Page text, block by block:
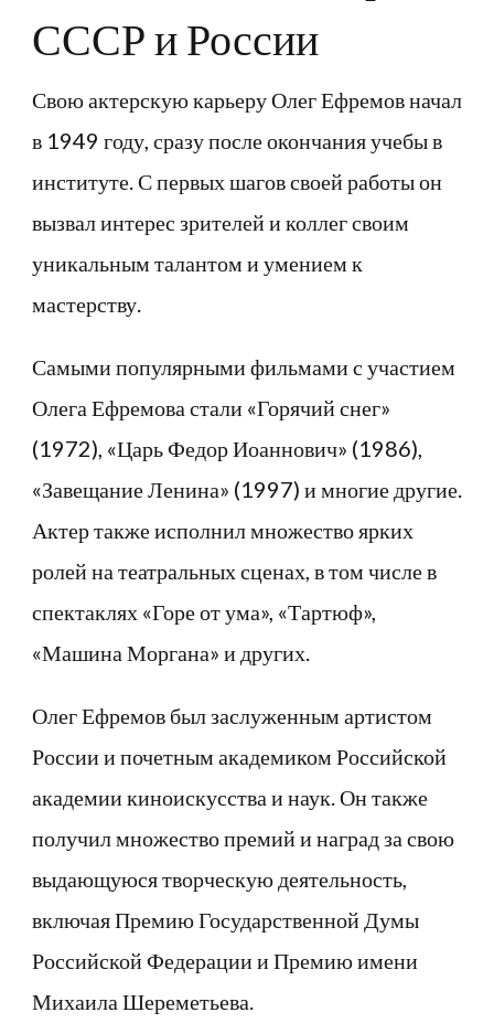
СССР и России
Свою актерскую карьеру Олег Ефремов начал
в 1949 году, сразу после окончания учебы в
институте. С первых шагов своей работы он
вызвал интерес зрителей и коллег своим
уникальным талантом и умением к
мастерству.
Самыми популярными фильмами с участием
Олега Ефремова стали «Горячий снег»
(1972), «Царь Федор Иоаннович» (1986),
«Завещание Ленина» (1997) и многие другие.
Актер также исполнил множество ярких
ролей на театральных сценах, в том числе в
спектаклях «Горе от ума», «Тартюф»,
«Машина Моргана» и других.
Олег Ефремов был заслуженным артистом
России и почетным академиком Российской
академии киноискусства и наук. Он также
получил множество премий и наград за свою
выдающуюся творческую деятельность,
включая Премию Государственной Думы
Российской Федерации и Премию имени
Михаила Шереметьева.